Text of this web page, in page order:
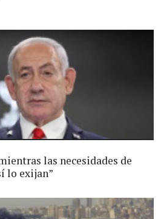
las necesidades de
lo exijan”